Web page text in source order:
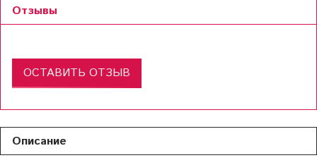
Отзывы
ОСТАВИТЬ ОТЗЫВ
Описание